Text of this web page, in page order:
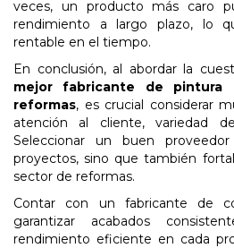
veces, un producto más caro
rendimiento a largo plazo, lo
rentable en el tiempo.
En conclusión, al abordar la
mejor fabricante de pintura
reformas, es crucial considerar
atención al cliente, variedad
Seleccionar un buen
proyectos, sino que también
sector de reformas.
Contar con un fabricante de
garantizar acabados
rendimiento eficiente en cada